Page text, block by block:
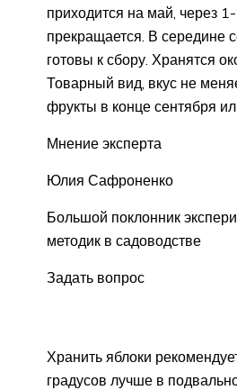
приходится на май, через
прекращается. В середине
готовы к сбору. Хранятся
Товарный вид, вкус не
фрукты в конце сентября
Мнение эксперта
Юлия Сафроненко
Большой поклонник
методик в садоводстве
Задать вопрос
Хранить яблоки
градусов лучше в